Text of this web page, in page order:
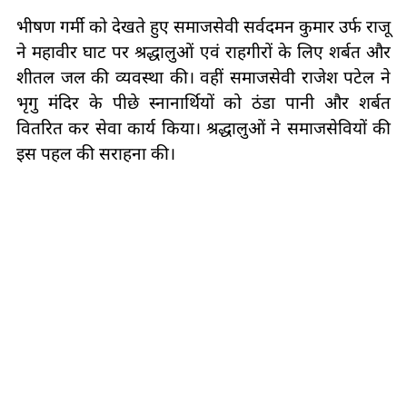
भीषण गर्मी को देखते हुए समाजसेवी सर्वदमन कुमार उर्फ राजू
ने महावीर घाट पर श्रद्धालुओं एवं राहगीरों के लिए शर्बत और
शीतल जल की व्यवस्था की। वहीं समाजसेवी राजेश पटेल ने
भृगु मंदिर के पीछे स्नानार्थियों को ठंडा पानी और शर्बत
वितरित कर सेवा कार्य किया। श्रद्धालुओं ने समाजसेवियों की
इस पहल की सराहना की।